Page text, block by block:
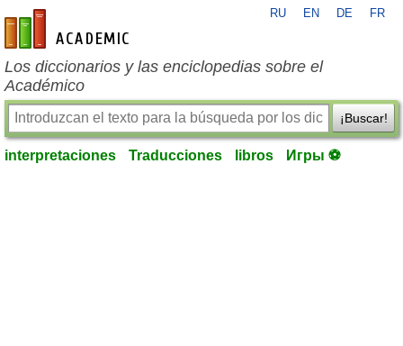
es-academic.com
RU EN DE FR
Los diccionarios y las enciclopedias sobre el
Académico
¡Buscar!
interpretaciones Traducciones libros Игры ⚽